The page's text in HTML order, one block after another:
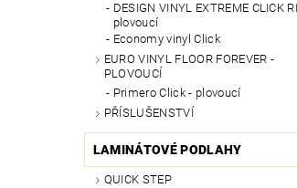
DESIGN VINYL EXTREME CLICK
plovoucí
Economy vinyl Click
EURO VINYL FLOOR FOREVER -
PLOVOUCÍ
Primero Click - plovoucí
PŘÍSLUŠENSTVÍ
LAMINÁTOVÉ PODLAHY
QUICK STEP